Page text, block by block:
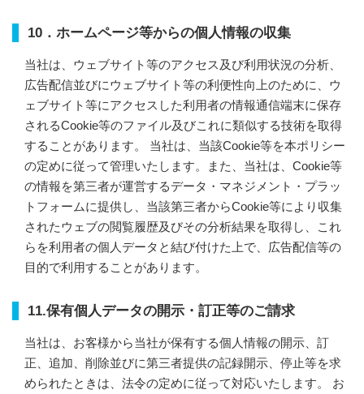
10．ホームページ等からの個人情報の収集
当社は、ウェブサイト等のアクセス及び利用状況の分析、
広告配信並びにウェブサイト等の利便性向上のために、ウ
ェブサイト等にアクセスした利用者の情報通信端末に保存
されるCookie等のファイル及びこれに類似する技術を取得
することがあります。 当社は、当該Cookie等を本ポリシー
の定めに従って管理いたします。また、当社は、Cookie等
の情報を第三者が運営するデータ・マネジメント・プラッ
トフォームに提供し、当該第三者からCookie等により収集
されたウェブの閲覧履歴及びその分析結果を取得し、これ
らを利用者の個人データと結び付けた上で、広告配信等の
目的で利用することがあります。
11.保有個人データの開示・訂正等のご請求
当社は、お客様から当社が保有する個人情報の開示、訂
正、追加、削除並びに第三者提供の記録開示、停止等を求
められたときは、法令の定めに従って対応いたします。 お